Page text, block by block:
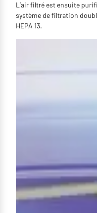
L’air filtré est ensuite
système de filtration
HEPA 13.